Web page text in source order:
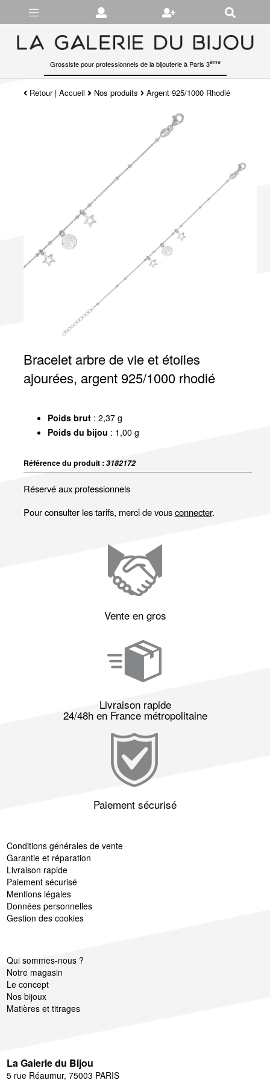
Grossiste pour professionnels de la bijouterie à Paris 3ème
Retour|Accueil Nos produits Argent 925/1000 Rhodié
Bracelet arbre de vie et étoiles
ajourées, argent 925/1000 rhodié
Poids brut: 2,37 g
Poids du bijou : 1,00 g
Référence du produit : 3182172
Réservé aux professionnels
Pour consulter les tarifs, merci de vousconnecter.
Vente en gros
Livraison rapide
24/48h en France métropolitaine
Paiement sécurisé
Conditions générales de vente
Garantie et réparation
Livraison rapide
Paiement sécurisé
Mentions légales
Données personnelles
Gestion des cookies
Qui sommes-nous ?
Notre magasin
Le concept
Nos bijoux
Matières et titrages
La Galerie du Bijou
5 rue Réaumur, 75003 PARIS
Gérer les préférences en matière de cookies